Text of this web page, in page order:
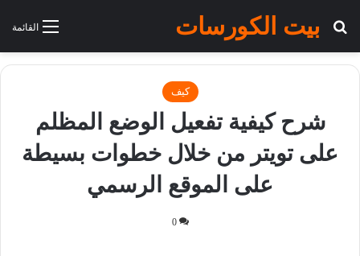
القائمة بيت الكورسات
بحث عن
كيف
شرح كيفية تفعيل الوضع المظلم
على تويتر من خلال خطوات بسيطة
على الموقع الرسمي
0